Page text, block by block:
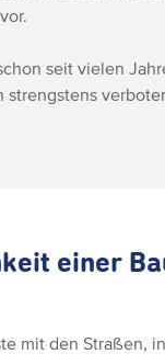
vor.
seit vielen
strengstens
einer
mit den Straßen,